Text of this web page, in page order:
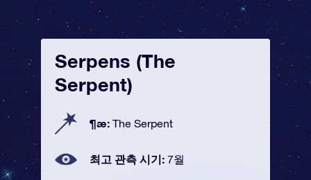
Serpens (The
Serpent)
¶æ: The Serpent
최고 관측 시기: 7월